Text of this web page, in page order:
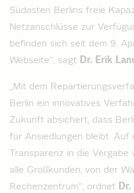
Südosten Berlins freie
Netzanschlüsse zur
befinden sich seit dem 9.
Webseite“, sagt Dr. Erik
„Mit dem
Berlin ein innovatives
Zukunft absichert, dass
für Ansiedlungen bleibt. Auf
Transparenz in die
alle Großkunden, von der
Rechenzentrum“, ordnet Dr.